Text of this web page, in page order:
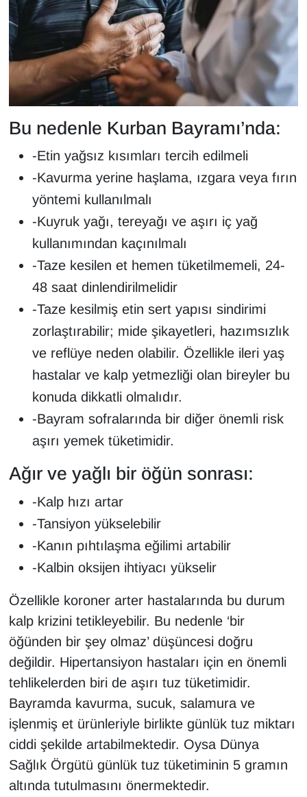
Bu nedenle Kurban Bayramı’nda:
-Etin yağsız kısımları tercih edilmeli
-Kavurma yerine haşlama, ızgara veya fırın
yöntemi kullanılmalı
-Kuyruk yağı, tereyağı ve aşırı iç yağ
kullanımından kaçınılmalı
-Taze kesilen et hemen tüketilmemeli, 24-
48 saat dinlendirilmelidir
-Taze kesilmiş etin sert yapısı sindirimi
zorlaştırabilir; mide şikayetleri, hazımsızlık
ve reflüye neden olabilir. Özellikle ileri yaş
hastalar ve kalp yetmezliği olan bireyler bu
konuda dikkatli olmalıdır.
-Bayram sofralarında bir diğer önemli risk
aşırı yemek tüketimidir.
Ağır ve yağlı bir öğün sonrası:
-Kalp hızı artar
-Tansiyon yükselebilir
-Kanın pıhtılaşma eğilimi artabilir
-Kalbin oksijen ihtiyacı yükselir
Özellikle koroner arter hastalarında bu durum
kalp krizini tetikleyebilir. Bu nedenle ‘bir
öğünden bir şey olmaz’ düşüncesi doğru
değildir. Hipertansiyon hastaları için en önemli
tehlikelerden biri de aşırı tuz tüketimidir.
Bayramda kavurma, sucuk, salamura ve
işlenmiş et ürünleriyle birlikte günlük tuz miktarı
ciddi şekilde artabilmektedir. Oysa Dünya
Sağlık Örgütü günlük tuz tüketiminin 5 gramın
altında tutulmasını önermektedir.
TEKNOLOJİ
Turizm
VAN'DA SPOR
Vasıta
YAŞAM
YEREL